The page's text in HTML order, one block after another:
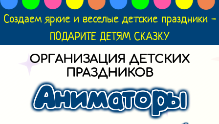
Создаем яркие и веселые детские праздники -
ПОДАРИТЕ ДЕТЯМ СКАЗКУ
ОРГАНИЗАЦИЯ ДЕТСКИХ
ПРАЗДНИКОВ
Аниматоры